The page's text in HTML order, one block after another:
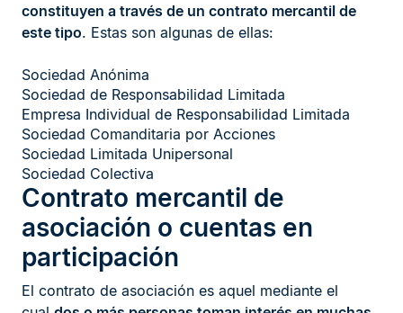
constituyen a través de un contrato mercantil de
este tipo. Estas son algunas de ellas:
Sociedad Anónima
Sociedad de Responsabilidad Limitada
Empresa Individual de Responsabilidad Limitada
Sociedad Comanditaria por Acciones
Sociedad Limitada Unipersonal
Sociedad Colectiva
Contrato mercantil de
asociación o cuentas en
participación
El contrato de asociación es aquel mediante el